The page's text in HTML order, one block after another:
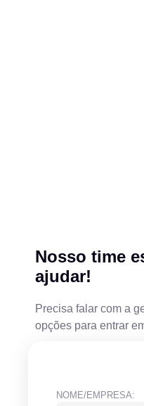
Nosso time
ajudar!
Precisa falar com a
opções para entrar
NOME/EMPRESA: